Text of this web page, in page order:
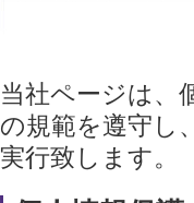
当社ページは、
の規範を遵守し
実行致します。